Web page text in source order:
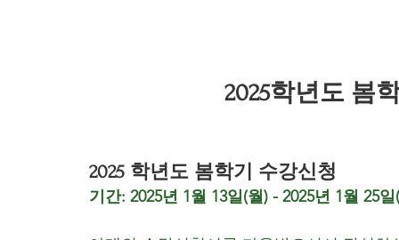
2025학년도 봄
2025 학년도 봄학기 수강신청
기간: 2025년 1월 13일(월) - 2025년 1월 25일